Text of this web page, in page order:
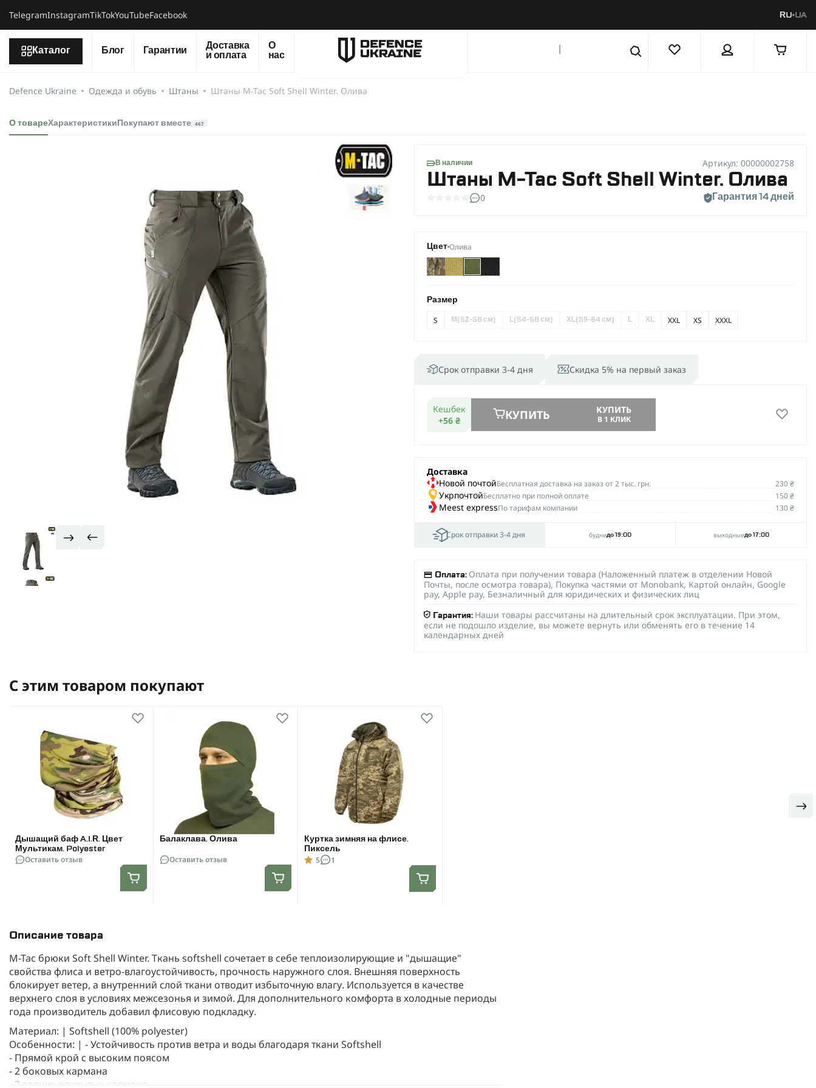
TelegramInstagramTikTokYouTubeFacebook RU UA
Каталог Блог Гарантии
Доставка
и оплата
О
нас
Defence Ukraine Одежда и обувь Штаны Штаны M-Tac Soft Shell Winter. Олива
О товареХарактеристики Покупают вместе 467
В наличии Артикул: 00000002758
Штаны M-Tac Soft Shell Winter. Олива
0 Гарантия 14 дней
Цвет Олива
Размер
S M (52-56 см) L(54-58 см) XL(59-64 см) L XL XXL XS ХXXL
Срок отправки 3-4 дня Скидка 5% на первый заказ
Кешбек
+56 ₴
КУПИТЬ КУПИТЬ
В 1 КЛИК
Доставка
Новой почтойБеcплатная доставка на заказ от 2 тыс. грн. 230 ₴
УкрпочтойБесплатно при полной оплате 150 ₴
Meest expressПо тарифам компании 130 ₴
Срок отправки 3-4 дня буднидо 19:00 выходныедо 17:00
Оплата: Оплата при получении товара (Наложенный платеж в отделении Новой
Почты, после осмотра товара), Покупка частями от Monobank, Картой онлайн, Google
pay, Apple pay, Безналичный для юридических и физических лиц
Гарантия: Наши товары рассчитаны на длительный срок эксплуатации. При этом,
если не подошло изделие, вы можете вернуть или обменять его в течение 14
календарных дней
Описание товара
M-Tac брюки Soft Shell Winter. Ткань softshell сочетает в себе теплоизолирующие и "дышащие"
свойства флиса и ветро-влагоустойчивость, прочность наружного слоя. Внешняя поверхность
блокирует ветер, а внутренний слой ткани отводит избыточную влагу. Используется в качестве
верхнего слоя в условиях межсезонья и зимой. Для дополнительного комфорта в холодные периоды
года производитель добавил флисовую подкладку.
Материал: | Softshell (100% polyester)
Особенности: | - Устойчивость против ветра и воды благодаря ткани Softshell
- Прямой крой с высоким поясом
- 2 боковых кармана
- 2 задних открытых кармана
С этим товаром покупают
Дышащий баф A.I.R. Цвет
Мультикам. Polyester
Оставить отзыв
Балаклава. Олива
Оставить отзыв
Куртка зимняя на флисе.
Пиксель
5 1